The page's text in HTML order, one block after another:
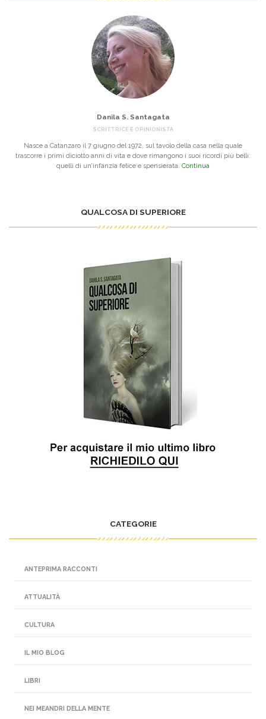
Danila S. Santagata
SCRITTRICE E OPINIONISTA
Nasce a Catanzaro il 7 giugno del 1972, sul tavolo della casa nella quale
trascorre i primi diciotto anni di vita e dove rimangono i suoi ricordi più belli:
quelli di un’infanzia felice e spensierata. Continua
QUALCOSA DI SUPERIORE
CATEGORIE
ANTEPRIMA RACCONTI
ATTUALITÀ
CULTURA
IL MIO BLOG
LIBRI
NEI MEANDRI DELLA MENTE